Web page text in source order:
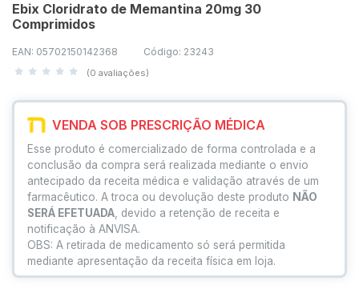
Ebix Cloridrato de Memantina 20mg 30
Comprimidos
EAN: 05702150142368 Código: 23243
(0 avaliações)
VENDA SOB PRESCRIÇÃO MÉDICA
Esse produto é comercializado de forma controlada e a
conclusão da compra será realizada mediante o envio
antecipado da receita médica e validação através de um
farmacêutico. A troca ou devolução deste produto NÃO
SERÁ EFETUADA , devido a retenção de receita e
notificação à ANVISA.
OBS: A retirada de medicamento só será permitida
mediante apresentação da receita física em loja.